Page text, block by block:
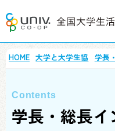
HOME 大学と大学生協 学長
学長・総長イ